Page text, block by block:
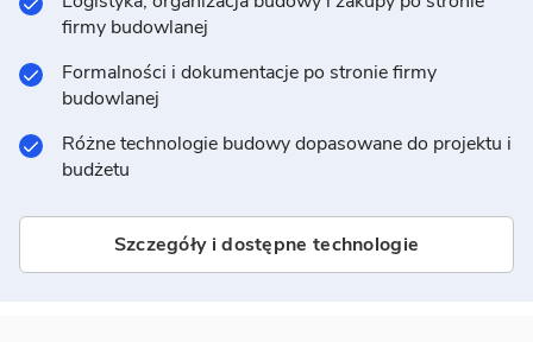
firmy budowlanej
Formalności i dokumentacje po stronie firmy
budowlanej
Różne technologie budowy dopasowane do projektu i
budżetu
Szczegóły i dostępne technologie